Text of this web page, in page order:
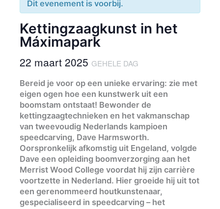
Dit evenement is voorbij.
Kettingzaagkunst in het
Máximapark
22 maart 2025 GEHELE DAG
Bereid je voor op een unieke ervaring: zie met
eigen ogen hoe een kunstwerk uit een
boomstam ontstaat! Bewonder de
kettingzaagtechnieken en het vakmanschap
van tweevoudig Nederlands kampioen
speedcarving, Dave Harmsworth.
Oorspronkelijk afkomstig uit Engeland, volgde
Dave een opleiding boomverzorging aan het
Merrist Wood College voordat hij zijn carrière
voortzette in Nederland. Hier groeide hij uit tot
een gerenommeerd houtkunstenaar,
gespecialiseerd in speedcarving – het